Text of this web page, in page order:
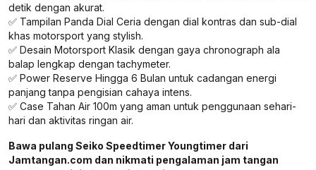
detik dengan akurat.
✅ Tampilan Panda Dial Ceria dengan dial kontras dan sub-dial
khas motorsport yang stylish.
✅ Desain Motorsport Klasik dengan gaya chronograph ala
balap lengkap dengan tachymeter.
✅ Power Reserve Hingga 6 Bulan untuk cadangan energi
panjang tanpa pengisian cahaya intens.
✅ Case Tahan Air 100m yang aman untuk penggunaan sehari-
hari dan aktivitas ringan air.
Bawa pulang Seiko Speedtimer Youngtimer dari
Jamtangan.com dan nikmati pengalaman jam tangan